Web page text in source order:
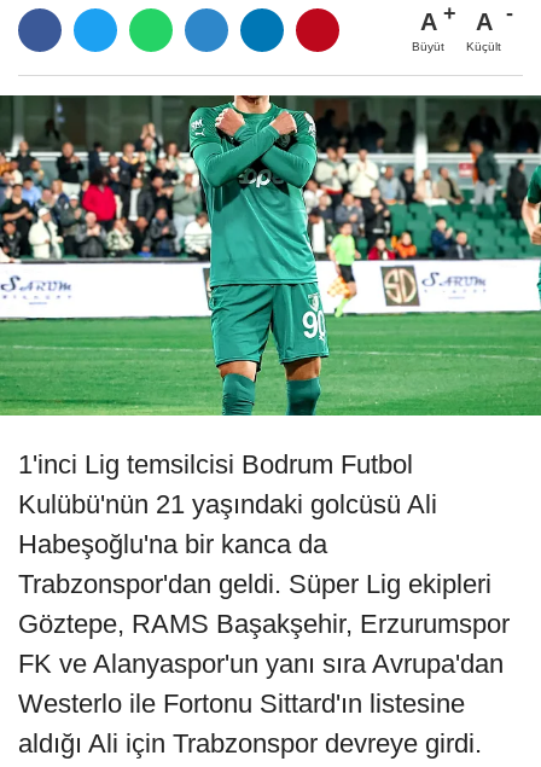
A
Büyüt
A
Küçült
1'inci Lig temsilcisi Bodrum Futbol
Kulübü'nün 21 yaşındaki golcüsü Ali
Habeşoğlu'na bir kanca da
Trabzonspor'dan geldi. Süper Lig ekipleri
Göztepe, RAMS Başakşehir, Erzurumspor
FK ve Alanyaspor'un yanı sıra Avrupa'dan
Westerlo ile Fortonu Sittard'ın listesine
aldığı Ali için Trabzonspor devreye girdi.